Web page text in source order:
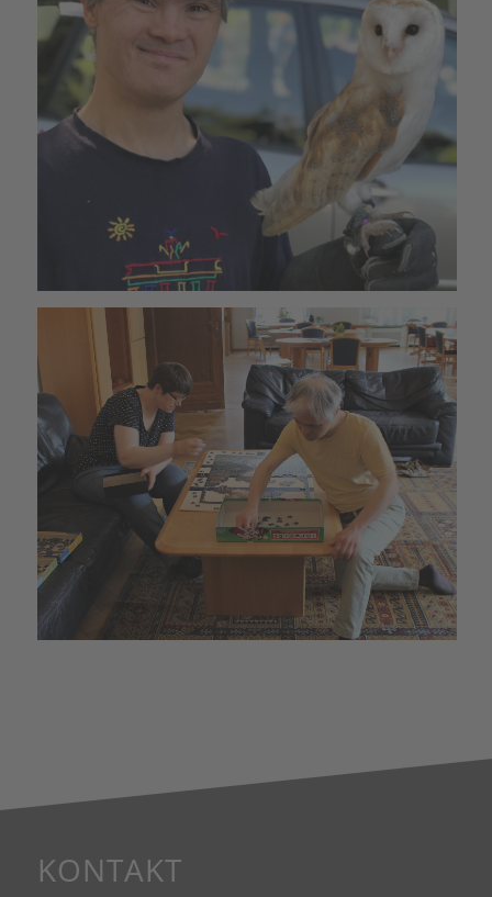
KONTAKT